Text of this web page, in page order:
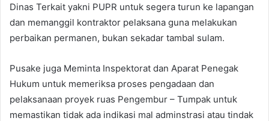
Dinas Terkait yakni PUPR untuk segera turun ke lapangan
dan memanggil kontraktor pelaksana guna melakukan
perbaikan permanen, bukan sekadar tambal sulam.
Pusake juga Meminta Inspektorat dan Aparat Penegak
Hukum untuk memeriksa proses pengadaan dan
pelaksanaan proyek ruas Pengembur – Tumpak untuk
memastikan tidak ada indikasi mal adminstrasi atau tindak